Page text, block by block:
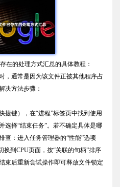
在的处理方式汇总的具体教程：
，通常是因为该文件正被其他程序占
决方法步骤：
捷键），在“进程”标签页中找到使用
选择“结束任务”。若不确定具体是哪
查：进入任务管理器的“性能”选项
换到CPU页面，按“关联的句柄”排序
束后重新尝试操作即可释放文件锁定